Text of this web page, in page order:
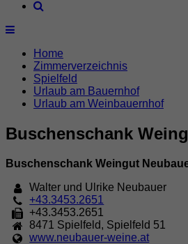
Home
Zimmerverzeichnis
Spielfeld
Urlaub am Bauernhof
Urlaub am Weinbauernhof
Buschenschank
Buschenschank Weingut
Walter und Ulrike Neubauer
+43.3453.2651
+43.3453.2651
8471 Spielfeld, Spielfeld 51
www.neubauer-weine.at